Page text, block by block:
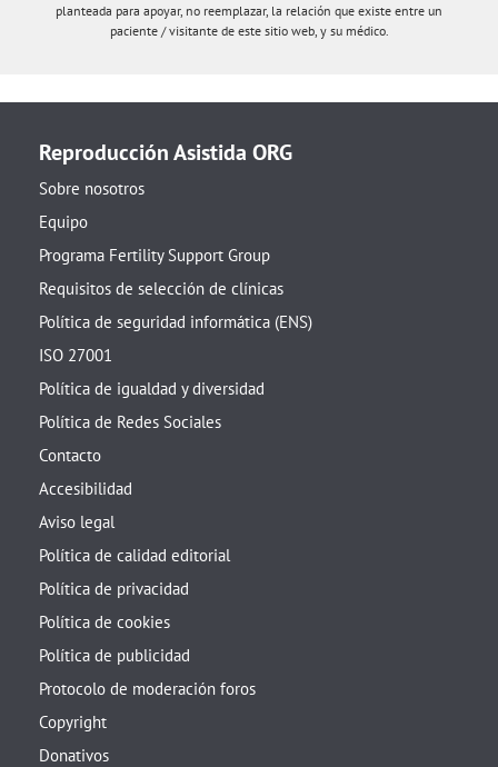
planteada para apoyar, no reemplazar, la relación que existe entre un
paciente / visitante de este sitio web, y su médico.
Reproducción Asistida ORG
Sobre nosotros
Equipo
Programa Fertility Support Group
Requisitos de selección de clínicas
Política de seguridad informática (ENS)
ISO 27001
Política de igualdad y diversidad
Política de Redes Sociales
Contacto
Accesibilidad
Aviso legal
Política de calidad editorial
Política de privacidad
Política de cookies
Política de publicidad
Protocolo de moderación foros
Copyright
Donativos